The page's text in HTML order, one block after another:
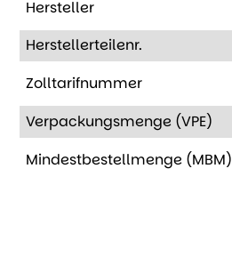
Hersteller
Herstellerteilenr.
Zolltarifnummer
Verpackungsmenge (VPE)
Mindestbestellmenge (MBM)